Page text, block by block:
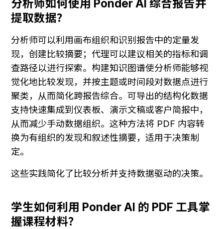
分析师如何使用 Ponder AI 综合报告并
提取数据？
分析师可以利用画布组织和识别报告中的定量发
现，创建比较摘要；代理可以建议相关的指标和调
查路径以进行探索。构建知识图谱使分析师能够视
觉化地比较发现，并按主题或时间段对数据点进行
聚类，从而简化跨报告综合。可导出的结构化数据
支持快速集成到仪表板、演示文稿或客户简报中，
从而减少手动数据组织。这种方法将 PDF 内容转
换为有组织的发现和叙述性摘要，适用于决策制
定。
这些实践简化了比较分析并支持数据驱动的决策。
学生如何利用 Ponder AI 的 PDF 工具掌
握课程材料？